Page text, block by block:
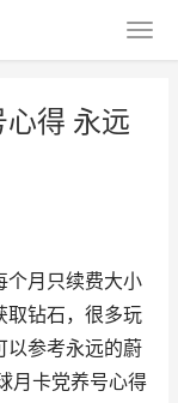
得 永远
个月只续费大小
取钻石，很多玩
以参考永远的蔚
月卡党养号心得